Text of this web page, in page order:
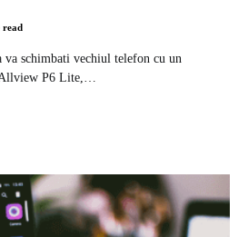
read
schimbati vechiul telefon cu un
P6 Lite,…